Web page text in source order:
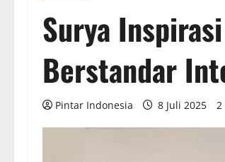
Surya
Berstandar
Pintar Indonesia 8 Juli 2025 2